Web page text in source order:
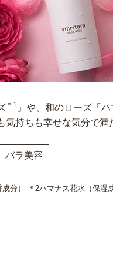
＊1 」や、和のローズ「ハ
気持ちも幸せな気分で満
バラ美容
分） ＊2ハマナス花水（保湿成